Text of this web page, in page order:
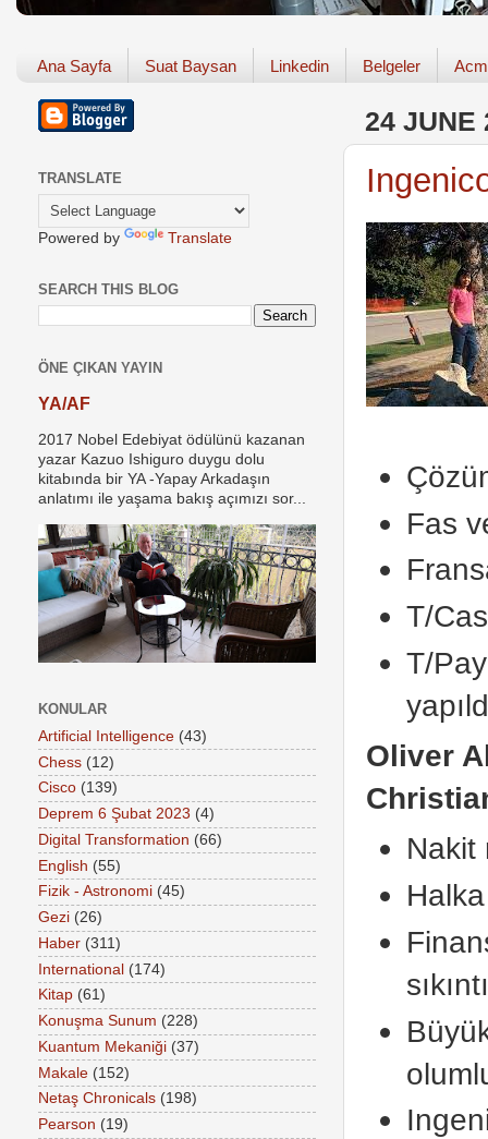
Ana Sayfa Suat Baysan Linkedin Belgeler
24 JUNE
Fas
T/
T/
Oliver
Nakit
TRANSLATE
Powered by Translate
SEARCH THIS BLOG
ÖNE ÇIKAN YAYIN
YA/AF
2017 Nobel Edebiyat ödülünü kazanan
yazar Kazuo Ishiguro duygu dolu
kitabında bir YA -Yapay Arkadaşın
anlatımı ile yaşama bakış açımızı sor...
KONULAR
Artificial Intelligence (43)
Chess (12)
Cisco (139)
Deprem 6 Şubat 2023 (4)
Digital Transformation (66)
English (55)
Fizik - Astronomi (45)
Gezi (26)
Haber (311)
International (174)
Kitap (61)
Konuşma Sunum (228)
Kuantum Mekaniği (37)
Makale (152)
Netaş Chronicals (198)
Pearson (19)